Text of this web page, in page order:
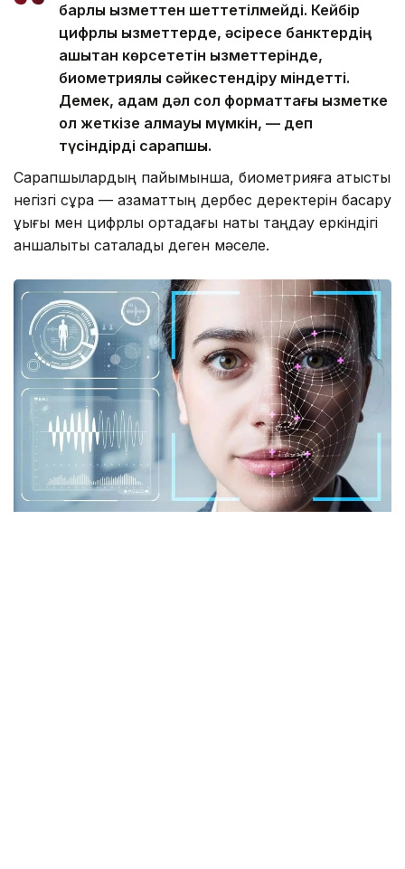
барлық қызметтен шеттетілмейді. Кейбір
цифрлық қызметтерде, әсіресе банктердің
қашықтан көрсететін қызметтерінде,
биометриялық сәйкестендіру міндетті.
Демек, адам дәл сол форматтағы қызметке
қол жеткізе алмауы мүмкін, — деп
түсіндірді сарапшы.
Сарапшылардың пайымынша, биометрияға қатысты
негізгі сұрақ — азаматтың дербес деректерін басқару
құқығы мен цифрлық ортадағы нақты таңдау еркіндігі
қаншалықты сақталады деген мәселе.